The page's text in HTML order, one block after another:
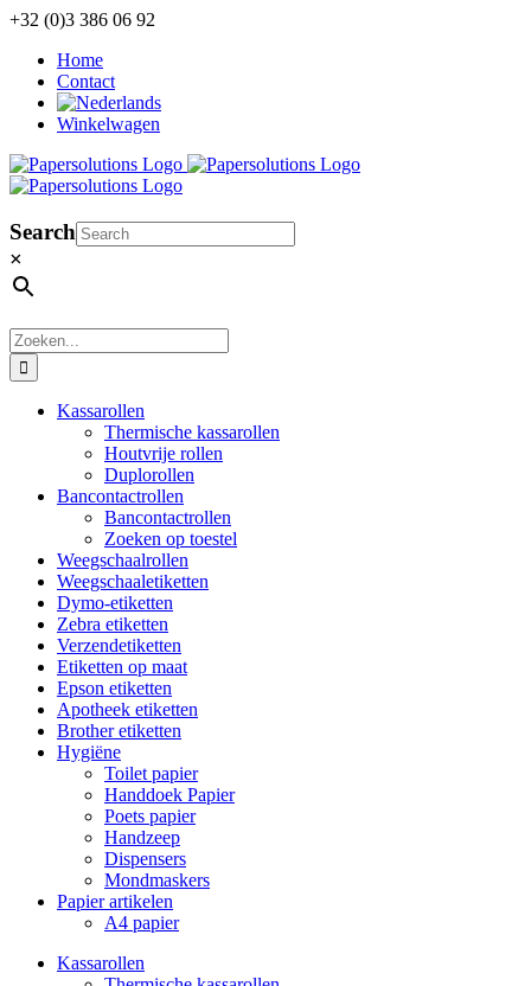
Ga
inhoud
+32 (0)3 386 06 92
Home
Contact
Winkelwagen
Search
×
Zoeken
naar:
Kassarollen
Thermische kassarollen
Houtvrije rollen
Duplorollen
Bancontactrollen
Bancontactrollen
Zoeken op toestel
Weegschaalrollen
Weegschaaletiketten
Dymo-etiketten
Zebra etiketten
Verzendetiketten
Etiketten op maat
Epson etiketten
Apotheek etiketten
Brother etiketten
Hygiëne
Toilet papier
Handdoek Papier
Poets papier
Handzeep
Dispensers
Mondmaskers
Papier artikelen
A4 papier
Kassarollen